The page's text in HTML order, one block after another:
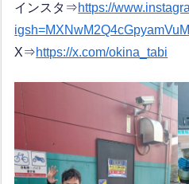
インスタ⇒https://
X⇒https://x.com/okina_tabi